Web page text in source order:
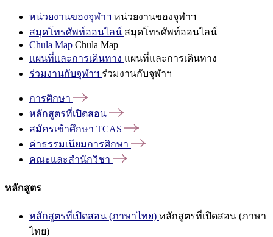
หน่วยงานของจุฬาฯ หน่วยงานของจุฬาฯ
สมุดโทรศัพท์ออนไลน์ สมุดโทรศัพท์ออนไลน์
Chula Map Chula Map
แผนที่และการเดินทาง แผนที่และการเดินทาง
ร่วมงานกับจุฬาฯ ร่วมงานกับจุฬาฯ
การศึกษา
หลักสูตรที่เปิดสอน
สมัครเข้าศึกษา TCAS
ค่าธรรมเนียมการศึกษา
คณะและสำนักวิชา
หลักสูตร
หลักสูตรที่เปิดสอน (ภาษาไทย) หลักสูตรที่เปิดสอน (ภาษา
ไทย)